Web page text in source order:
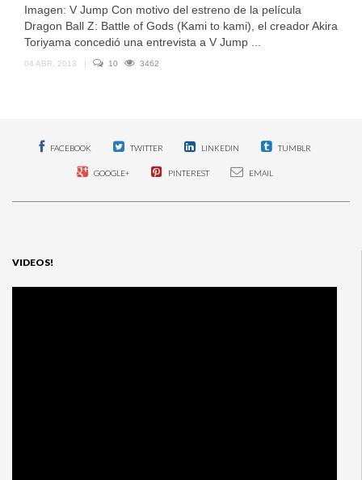
Imagen: V Jump Con motivo del estreno de la película
Dragon Ball Z: Battle of Gods (Kami to kami), el creador Akira
Toriyama concedió una entrevista a V Jump ...
04 ABR, 2013 10 3462
FACEBOOK TWITTER LINKEDIN TUMBLR
GOOGLE+ PINTEREST EMAIL
VIDEOS!